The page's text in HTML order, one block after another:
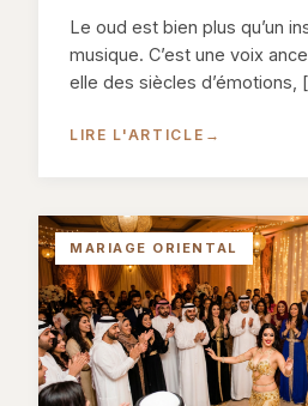
Le oud est bien plus qu’un
musique. C’est une voix
elle des siècles d’émotions,
LIRE L'ARTICLE →
MARIAGE ORIENTAL